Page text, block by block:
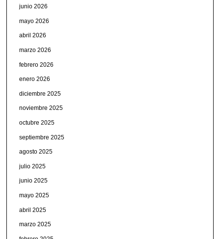
junio 2026
mayo 2026
abril 2026
marzo 2026
febrero 2026
enero 2026
diciembre 2025
noviembre 2025
octubre 2025
septiembre 2025
agosto 2025
julio 2025
junio 2025
mayo 2025
abril 2025
marzo 2025